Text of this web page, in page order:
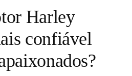
Harley
confiável